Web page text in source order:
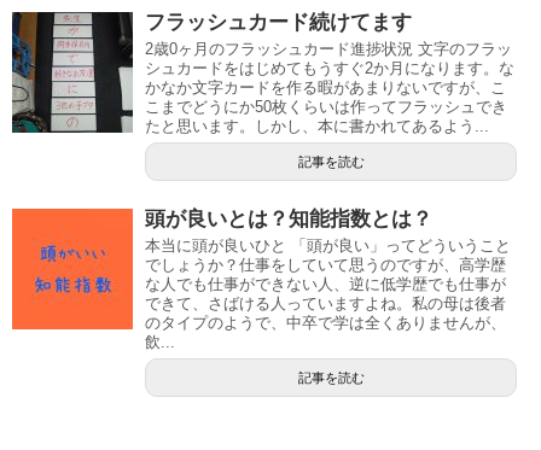
フラッシュカード続けてます
2歳0ヶ月のフラッシュカード進捗状況 文字のフラッ
シュカードをはじめてもうすぐ2か月になります。な
かなか文字カードを作る暇があまりないですが、こ
こまでどうにか50枚くらいは作ってフラッシュでき
たと思います。しかし、本に書かれてあるよう...
記事を読む
頭が良いとは？知能指数とは？
本当に頭が良いひと 「頭が良い」ってどういうこと
でしょうか？仕事をしていて思うのですが、高学歴
な人でも仕事ができない人、逆に低学歴でも仕事が
できて、さばける人っていますよね。私の母は後者
のタイプのようで、中卒で学は全くありませんが、
飲...
記事を読む